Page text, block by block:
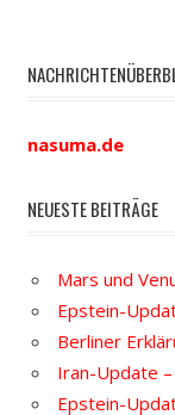
nasuma.de
NEUESTE BEITRÄGE
Mars und
Epstein-
Berliner
Iran-Update
Epstein-